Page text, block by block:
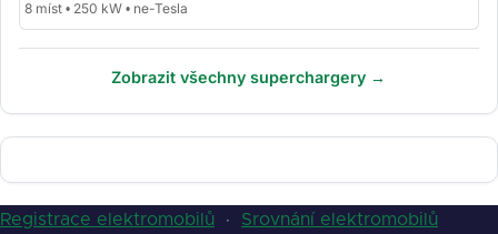
8 míst • 250 kW • ne-Tesla
Zobrazit všechny superchargery →
Registrace elektromobilů · Srovnání elektromobilů